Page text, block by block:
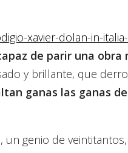
de parir una
y brillante, que
ganas las ganas
un genio de